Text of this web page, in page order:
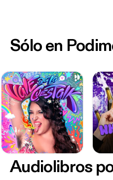
Sólo en
Audiolibros